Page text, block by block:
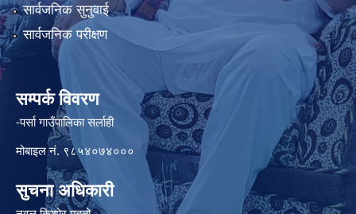
सार्वजनिक सुनुवाई
सार्वजनिक परीक्षण
सम्पर्क विवरण
-पर्सा गाउँपालिका सर्लाही
मोबाइल नं. ९८५४०७४०००
सुचना अधिकारी